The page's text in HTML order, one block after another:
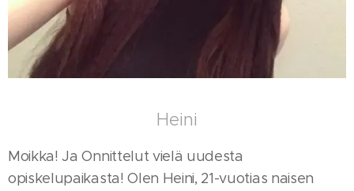
Heini
Moikka! Ja Onnittelut vielä uudesta
opiskelupaikasta! Olen Heini, 21-vuotias naisen